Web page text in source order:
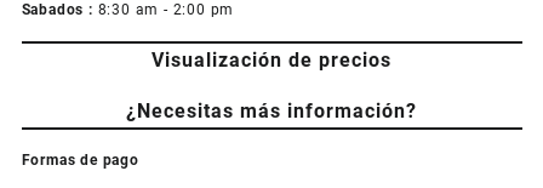
Sabados : 8:30 am - 2:00 pm
Visualización de precios
¿Necesitas más información?
Formas de pago